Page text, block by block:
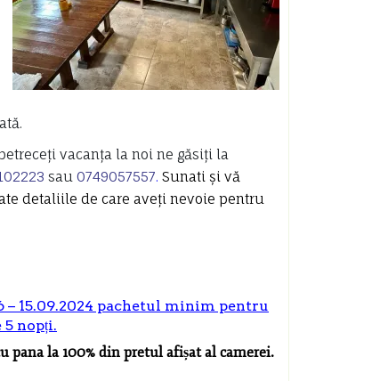
vacanța la noi ne găsiți la
sau 0749057557. Sunati și vă
detaliile de care aveți nevoie pentru
– 15.09.2024 pachetul minim pentru
5 nopți.
la 100% din pretul afișat al camerei.